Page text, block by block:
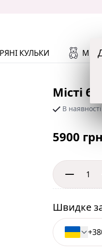
КУЛЬКИ
Місті
В наявності
5900 грн
Швидке